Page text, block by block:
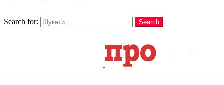
Search for:
Search